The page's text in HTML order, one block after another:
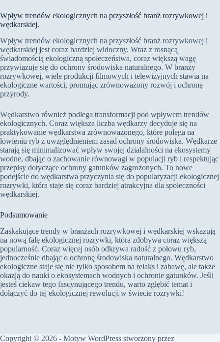
Wpływ trendów ekologicznych na przyszłość branż rozrywkowej i
wędkarskiej.
Wpływ trendów ekologicznych na przyszłość branż rozrywkowej i
wędkarskiej jest coraz bardziej widoczny. Wraz z rosnącą
świadomością ekologiczną społeczeństwa, coraz większą wagę
przywiązuje się do ochrony środowiska naturalnego. W branży
rozrywkowej, wiele produkcji filmowych i telewizyjnych stawia na
ekologiczne wartości, promując zrównoważony rozwój i ochronę
przyrody.
Wędkarstwo również podlega transformacji pod wpływem trendów
ekologicznych. Coraz większa liczba wędkarzy decyduje się na
praktykowanie wędkarstwa zrównoważonego, które polega na
łowieniu ryb z uwzględnieniem zasad ochrony środowiska. Wędkarze
starają się minimalizować wpływ swojej działalności na ekosystemy
wodne, dbając o zachowanie równowagi w populacji ryb i respektując
przepisy dotyczące ochrony gatunków zagrożonych. To nowe
podejście do wędkarstwa przyczynia się do popularyzacji ekologicznej
rozrywki, która staje się coraz bardziej atrakcyjna dla społeczności
wędkarskiej.
Podsumowanie
Zaskakujące trendy w branżach rozrywkowej i wędkarskiej wskazują
na nową falę ekologicznej rozrywki, która zdobywa coraz większą
popularność. Coraz więcej osób odkrywa radość z połowu ryb,
jednocześnie dbając o ochronę środowiska naturalnego. Wędkarstwo
ekologiczne staje się nie tylko sposobem na relaks i zabawę, ale także
okazją do nauki o ekosystemach wodnych i ochronie gatunków. Jeśli
jesteś ciekaw tego fascynującego trendu, warto zgłębić temat i
dołączyć do tej ekologicznej rewolucji w świecie rozrywki!
Copyright © 2026 - Motyw WordPress stworzony przez